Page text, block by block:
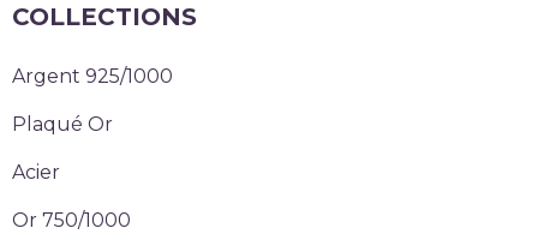
COLLECTIONS
Argent 925/1000
Plaqué Or
Acier
Or 750/1000